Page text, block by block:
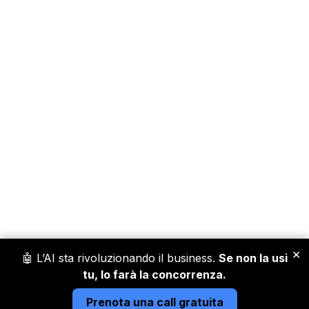
×
🤖 L’AI sta rivoluzionando il business. Se non la usi
tu, lo farà la concorrenza.
Prenota una call gratuita